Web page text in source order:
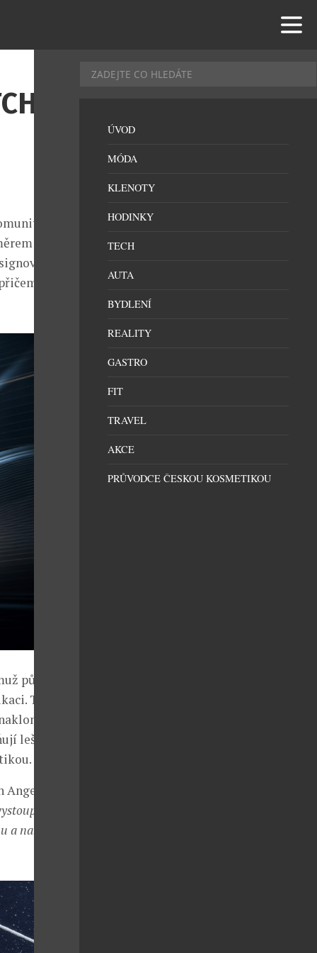
40 mm.
působí
Třídílný
leštěné
z
a nabídnout
ÚVOD
MÓDA
KLENOTY
HODINKY
TECH
AUTA
BYDLENÍ
REALITY
GASTRO
FIT
TRAVEL
AKCE
PRŮVODCE ČESKOU KOSMETIKOU